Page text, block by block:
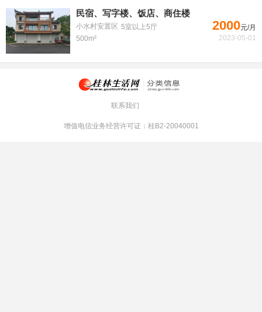
民宿、写字楼、饭店、商住楼
小水村安置区 5室以上5厅
500m²
2000元/月
2023-05-01
联系我们
增值电信业务经营许可证：桂B2-20040001